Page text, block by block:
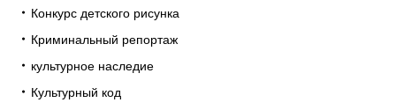
Конкурс детского рисунка
Криминальный репортаж
культурное наследие
Культурный код